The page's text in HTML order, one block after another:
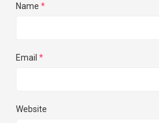
Name *
Email *
Website